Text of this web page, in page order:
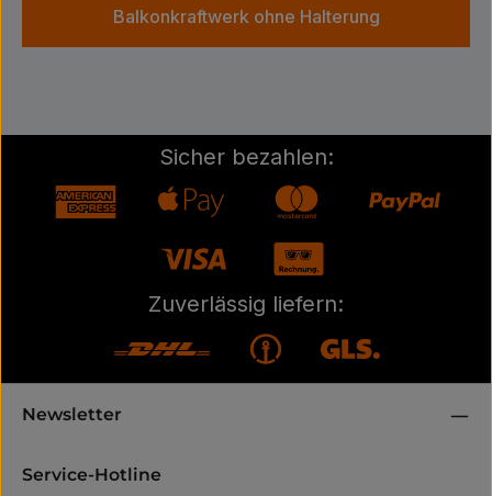
Balkonkraftwerk ohne Halterung
Sicher bezahlen:
Zuverlässig liefern:
Newsletter
Service-Hotline